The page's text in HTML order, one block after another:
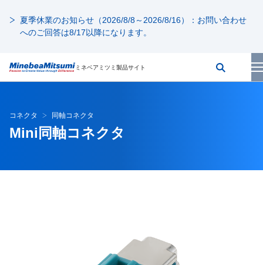
夏季休業のお知らせ（2026/8/8～2026/8/16）：お問い合わせ
へのご回答は8/17以降になります。
ミネベアミツミ製品サイト
コネクタ 同軸コネクタ
Mini同軸コネクタ